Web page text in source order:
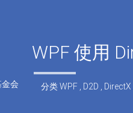
会
WPF 使用
分类WPF, D2D DirectX